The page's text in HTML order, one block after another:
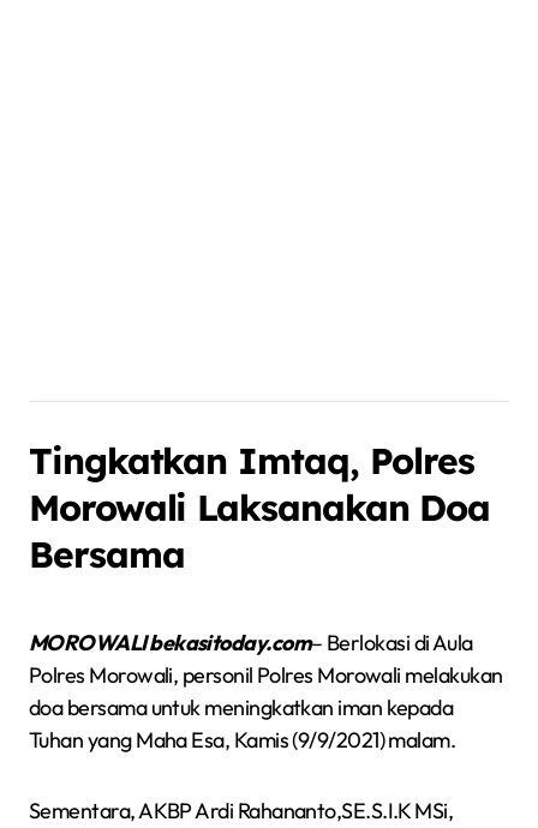
Tingkatkan Imtaq, Polres
Morowali Laksanakan Doa
Bersama
MOROWALI bekasitoday.com– Berlokasi di Aula
Polres Morowali, personil Polres Morowali melakukan
doa bersama untuk meningkatkan iman kepada
Tuhan yang Maha Esa, Kamis (9/9/2021) malam.
Sementara, AKBP Ardi Rahananto,SE.S.I.K MSi,